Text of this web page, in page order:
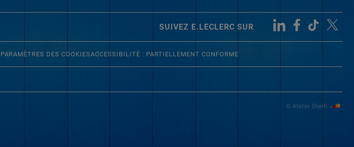
SUIVEZ E.LECLERC SUR
PARAMÈTRES DES COOKIESACCESSIBILITÉ : PARTIELLEMENT CONFORME